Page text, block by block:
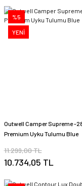
%5
YENİ
Outwell Camper Supreme -
Premium Uyku Tulumu Blue
11.299,00 TL
10.734,05 TL